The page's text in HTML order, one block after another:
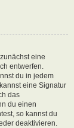
eine
entwerfen.
du in jedem
eine Signatur
das
du einen
so kannst du
deaktivieren.